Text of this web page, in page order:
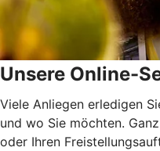
Unsere Online-
Viele Anliegen erledigen
und wo Sie möchten.
oder Ihren